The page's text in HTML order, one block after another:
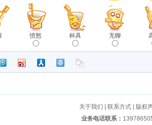
愤怒 杯具 无聊
关于我们 联系方式| 版权
业务电话联系：